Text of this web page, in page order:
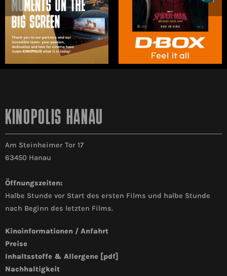
KINOPOLIS HANAU
Am Steinheimer Tor 17
63450 Hanau
Öffnungszeiten:
Halbe Stunde vor Start des ersten Films und halbe Stunde
nach Beginn des letzten Films.
Kinoinformationen / Anfahrt
Preise
Inhaltsstoffe & Allergene [pdf]
Nachhaltigkeit